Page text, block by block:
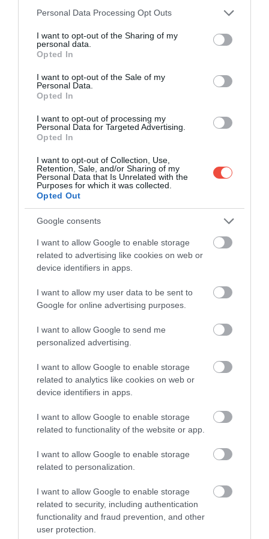
Please note that this website/app uses one or more Google
not limited to your visit or usage behaviour. You may click to
grant or deny consent to Google and its third-party tags to
use your data for below specified purposes in below Google
consent section.
Personal Data Processing Opt Outs
I want to opt-out of the Sharing of my
personal data.
Opted In
I want to opt-out of the Sale of my
Personal Data.
Opted In
I want to opt-out of processing my
Personal Data for Targeted Advertising.
Opted In
I want to opt-out of Collection, Use,
Retention, Sale, and/or Sharing of my
Personal Data that Is Unrelated with the
Purposes for which it was collected.
Opted Out
Google consents
I want to allow Google to enable storage
related to advertising like cookies on web or
device identifiers in apps.
I want to allow my user data to be sent to
Google for online advertising purposes.
I want to allow Google to send me
personalized advertising.
I want to allow Google to enable storage
related to analytics like cookies on web or
device identifiers in apps.
I want to allow Google to enable storage
related to functionality of the website or app.
I want to allow Google to enable storage
related to personalization.
I want to allow Google to enable storage
related to security, including authentication
functionality and fraud prevention, and other
user protection.
Érdekesség, hogy a portál azt is megnézte, hogy a
Ilyen tekintetben a MINI Clubman végzett az élen
11,4 százalékos mutatóval, amelyet a Mitsubishi
a Mazda CX-70 áll 7,2 százalékkal.
MINI Clubman (11,4%)
Mitsubishi Mirage G4 (8,6%)
Mazda CX-70 (7,2%)
MINI Countryman (6,7%)
Hyundai SONATA (6,4%)
Mazda CX-90 (6,4%)
Toyota GR Corolla (6,3%)
Jeep Cherokee (6,3%)
MINI Hardtop 4 Door (6,3%)
Kiderült, hol a legolcsóbb
autót venni Európában
IS LISTA:
Szintén fény derült arra, hogy márkák tekintetében